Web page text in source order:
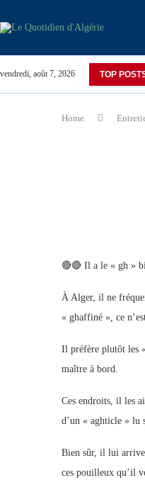
vendredi, août 7, 2026 TOP
Home
🔴🔴 Il a le « gh »
À Alger, il ne
« ghaffiné », ce
Il préfère plutôt les «
maître à bord.
Ces endroits, il les
d’un « aghticle » lu
Bien sûr, il lui arrive
ces pouilleux qu’il